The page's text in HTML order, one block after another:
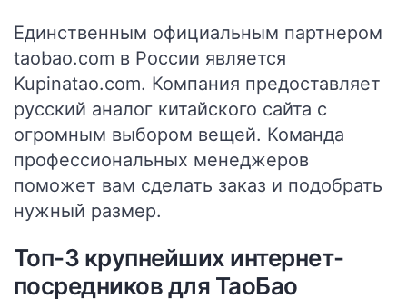
Единственным официальным партнером
taobao.com в России является
Kupinatao.com. Компания предоставляет
русский аналог китайского сайта с
огромным выбором вещей. Команда
профессиональных менеджеров
поможет вам сделать заказ и подобрать
нужный размер.
Топ-3 крупнейших интернет-
посредников для ТаоБао